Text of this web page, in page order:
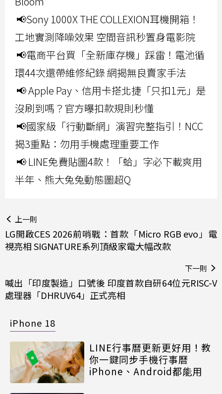
📢Sony 1000X THE COLLEXION耳機開箱！
工地實測降噪效果 空間音訊秒置身電影院
📢電商平台買「全新庫存機」踩雷！電池循
環44次還帶維修紀錄 網揭無良賣家手法
📢 Apple Pay、信用卡搭北捷「只扣1元」是
沒刷到嗎？官方曝扣款規則秒懂
📢國家級「行動斷網」演習完整指引！NCC
揭3重點：勿用手機處理重要工作
📢 LINE免費貼圖4款！「蛤」字必下載爽用
半年、熊大兔兔動態圖超Q
上一則
LG開啟CES 2026前哨戰：首款「Micro RGB evo」電
視亮相 SIGNATURE系列頂級家電大幅改款
下一則
喊出「印度製造」口號後 印度首款自研64位元RISC-V
處理器「DHRUV64」正式亮相
iPhone 18
LINE行事曆更新更好用！教
你一鍵同步手機行事曆
iPhone、Android都能用